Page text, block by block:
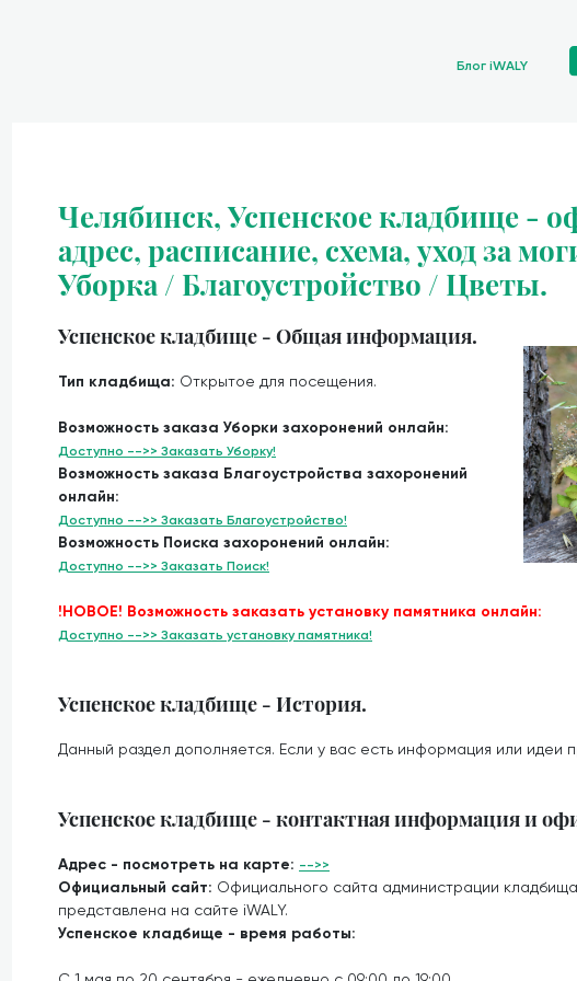
Блог iWALY
Челябинск, Успенское кладбище -
адрес, расписание, схема, уход за
Уборка / Благоустройство / Цветы.
Успенское кладбище - Общая информация.
Тип кладбища: Открытое для посещения.
Возможность заказа Уборки захоронений онлайн:
Доступно -->> Заказать Уборку!
Возможность заказа Благоустройства захоронений
онлайн:
Доступно -->> Заказать Благоустройство!
Возможность Поиска захоронений онлайн:
Доступно -->> Заказать Поиск!
!НОВОЕ! Возможность заказать установку памятника онлайн:
Доступно -->> Заказать установку памятника!
Успенское кладбище - История.
Данный раздел дополняется. Если у вас есть информация или идеи
Успенское кладбище - контактная информация и
Адрес - посмотреть на карте: -->>
Официальный сайт: Официального сайта администрации
представлена на сайте iWALY.
Успенское кладбище - время работы: